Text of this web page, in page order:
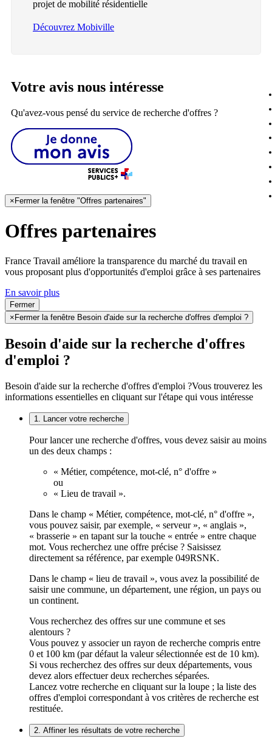
projet de mobilité résidentielle
Découvrez Mobiville
Votre avis nous intéresse
Qu'avez-vous pensé du service de recherche d'offres ?
× Fermer la fenêtre "Offres partenaires"
Offres partenaires
France Travail améliore la transparence du marché du travail en
vous proposant plus d'opportunités d'emploi grâce à ses partenaires
En savoir plus
Fermer
× Fermer la fenêtre Besoin d'aide sur la recherche d'offres d'emploi ?
Besoin d'aide sur la recherche d'offres
d'emploi ?
Besoin d'aide sur la recherche d'offres d'emploi ?Vous trouverez les
informations essentielles en cliquant sur l'étape qui vous intéresse
1. Lancer votre recherche
Pour lancer une recherche d'offres, vous devez saisir au moins
un des deux champs :
« Métier, compétence, mot-clé, n° d'offre »
ou
« Lieu de travail ».
Dans le champ « Métier, compétence, mot-clé, n° d'offre »,
vous pouvez saisir, par exemple, « serveur », « anglais »,
« brasserie » en tapant sur la touche « entrée » entre chaque
mot. Vous recherchez une offre précise ? Saisissez
directement sa référence, par exemple 049RSNK.
Dans le champ « lieu de travail », vous avez la possibilité de
saisir une commune, un département, une région, un pays ou
un continent.
Vous recherchez des offres sur une commune et ses
alentours ?
Vous pouvez y associer un rayon de recherche compris entre
0 et 100 km (par défaut la valeur sélectionnée est de 10 km).
Si vous recherchez des offres sur deux départements, vous
devez alors effectuer deux recherches séparées.
Lancez votre recherche en cliquant sur la loupe ; la liste des
offres d'emploi correspondant à vos critères de recherche est
restituée.
2. Affiner les résultats de votre recherche